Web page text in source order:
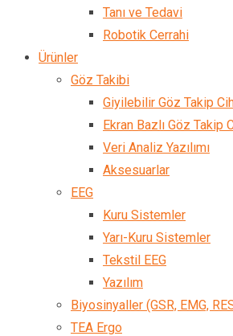
Tanı ve Tedavi
Robotik Cerrahi
Ürünler
Göz Takibi
Giyilebilir Göz Takip
Ekran Bazlı Göz Takip
Veri Analiz Yazılımı
Aksesuarlar
EEG
Kuru Sistemler
Yarı-Kuru Sistemler
Tekstil EEG
Yazılım
Biyosinyaller (GSR, EMG,
TEA Ergo